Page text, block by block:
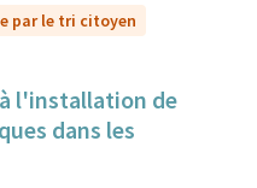
par le tri citoyen
l'installation de
dans les